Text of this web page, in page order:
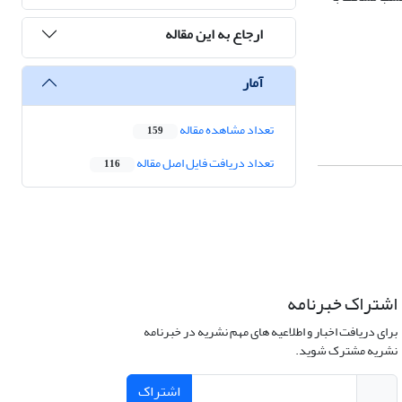
ارجاع به این مقاله
آمار
تعداد مشاهده مقاله 159
تعداد دریافت فایل اصل مقاله 116
اشتراک خبرنامه
برای دریافت اخبار و اطلاعیه های مهم نشریه در خبرنامه
نشریه مشترک شوید.
اشتراک